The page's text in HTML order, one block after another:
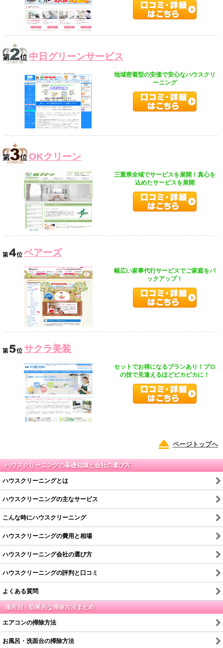
中日グリーンサービス
地域密着型の安価で安心なハウスクリ
ーニング
OKクリーン
三重県全域でサービスを展開！真心を
込めたサービスを展開
ベアーズ
幅広い家事代行サービスでご家庭をバ
ックアップ！
サクラ美装
セットでお得になるプランあり！プロ
の技で見違えるほどピカピカに！
ページトップへ
ハウスクリーニングの基礎知識と会社の選び方
ハウスクリーニングとは
ハウスクリーニングの主なサービス
こんな時にハウスクリーニング
ハウスクリーニングの費用と相場
ハウスクリーニング会社の選び方
ハウスクリーニングの評判と口コミ
よくある質問
場所別！効果的な掃除方法まとめ
エアコンの掃除方法
お風呂・洗面台の掃除方法